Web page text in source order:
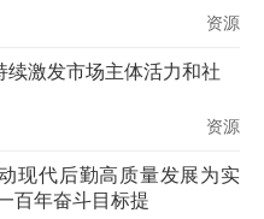
资源
续激发市场主体活力和社
资源
现代后勤高质量发展为实
百年奋斗目标提